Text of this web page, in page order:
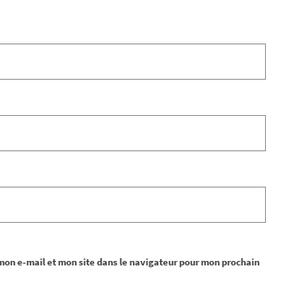
e-mail et mon site dans le navigateur pour mon prochain